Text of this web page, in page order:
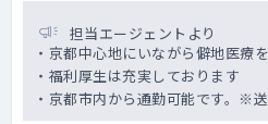
担当エージェントより
・京都中心地にいながら僻地医療
・福利厚生は充実しております
・京都市内から通勤可能です。※